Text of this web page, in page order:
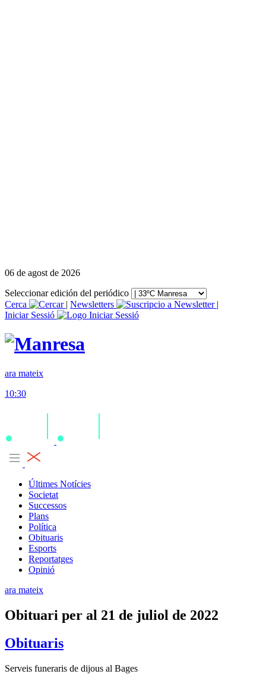
06 de agost de 2026
Seleccionar edición del periódico
Cerca
| Newsletters
|
Iniciar Sessió
ara mateix
10:30
Últimes Notícies
Societat
Successos
Plans
Política
Obituaris
Esports
Reportatges
Opinió
ara mateix
Obituari per al 21 de juliol de 2022
Obituaris
Serveis funeraris de dijous al Bages